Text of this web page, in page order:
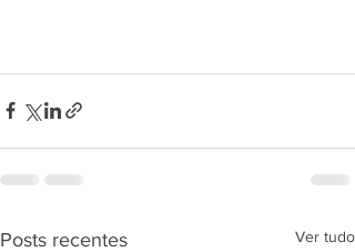
Posts recentes Ver tudo